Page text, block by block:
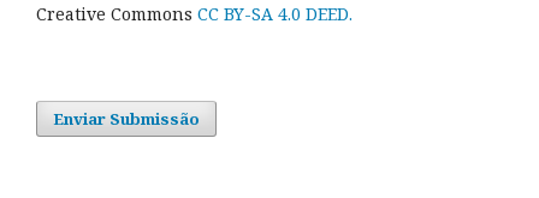
Creative Commons CC BY-SA 4.0 DEED.
Enviar Submissão